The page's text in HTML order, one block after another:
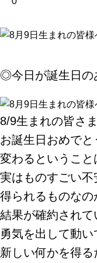
◎今日が誕生日の
8/9生まれの皆さま
お誕生日おめでと
変わるということ
実はものすごい
得られるものなの
結果が確約されて
勇気を出して動い
新しい何かを得る